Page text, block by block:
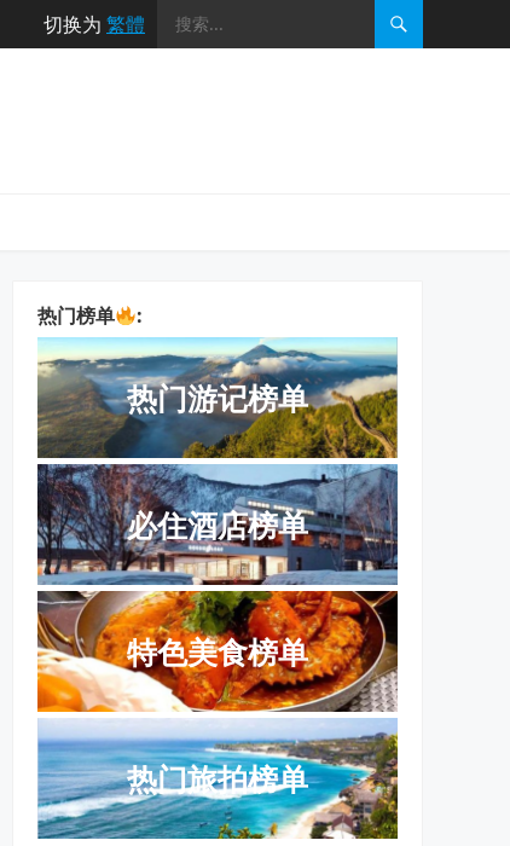
切换为 繁體
热门榜单 :
热门游记榜单
必住酒店榜单
特色美食榜单
热门旅拍榜单